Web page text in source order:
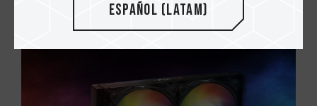
Refrigeración Líquida de CPU AIO? ¿Cuále...
Español (Latam)